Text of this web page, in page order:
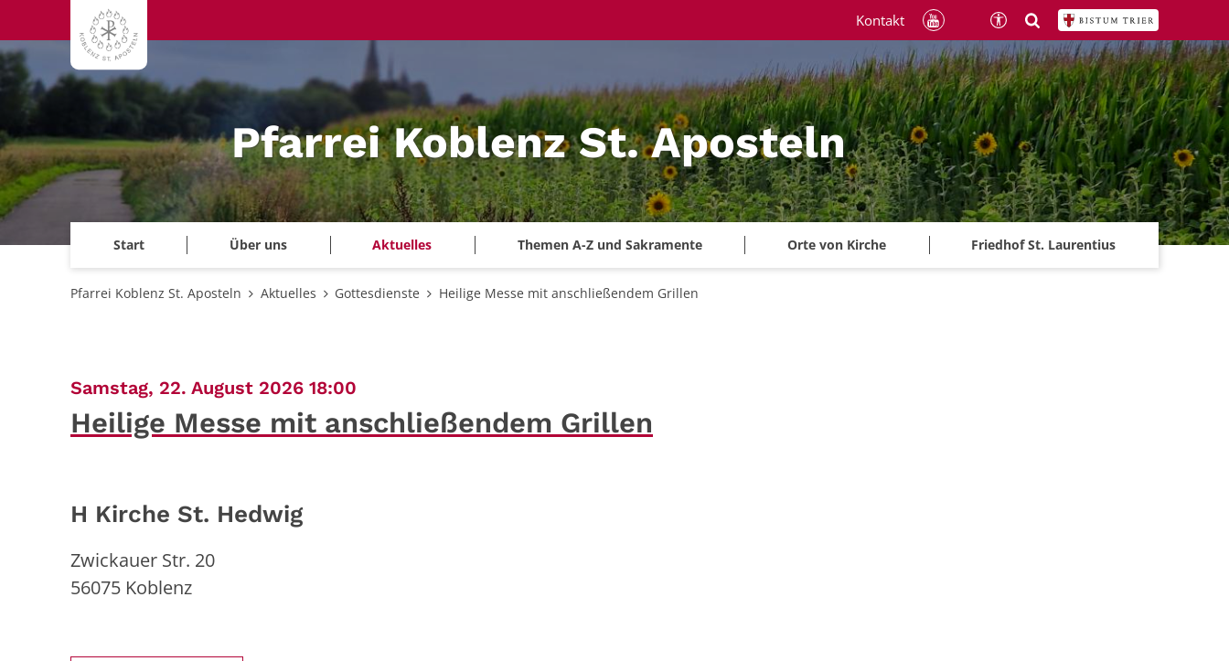
Zum Inhalt springen
Pfarrei Koblenz St. Aposteln
Start Über uns Aktuelles Themen A-Z und Sakramente Orte von Kirche Friedhof St. Laurentius
Kontakt
Pfarrei Koblenz St. Aposteln Aktuelles Gottesdienste Heilige Messe mit anschließendem Grillen
Samstag, 22. August 2026 18:00
Heilige Messe mit anschließendem Grillen
H Kirche St. Hedwig
Zwickauer Str. 20
56075 Koblenz